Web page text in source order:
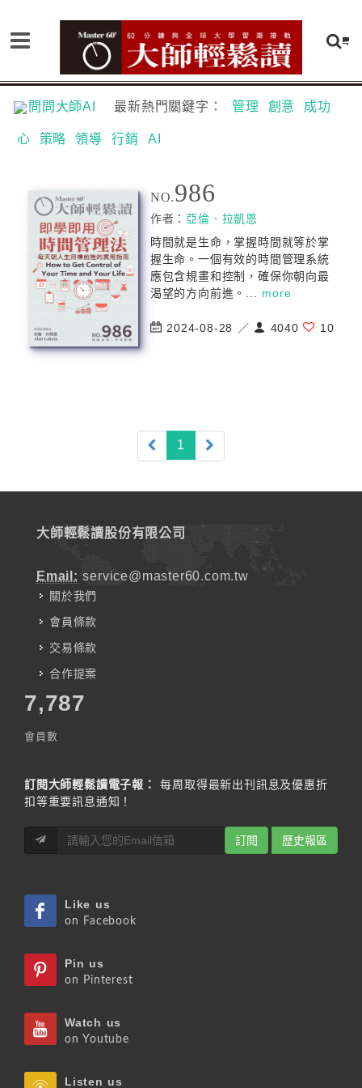
問問大師AI 最新熱門關鍵字： 管理 創意 成功
心 策略 領導 行銷 AI
NO.986
作者： 亞倫．拉凱恩
時間就是生命，掌握時間就等於掌
握生命。一個有效的時間管理系統
應包含規畫和控制，確保你朝向最
渴望的方向前進。... more
2024-08-28 ／ 4040 10
1 (current)
大師輕鬆讀股份有限公司
Email: service@master60.com.tw
關於我們
會員條款
交易條款
合作提案
7,787
會員數
訂閱大師輕鬆讀電子報：
每周取得最新出刊訊息及優惠折
扣等重要訊息通知！
訂閱 歷史報區
Like us
on Facebook
Pin us
on Pinterest
Watch us
on Youtube
Listen us